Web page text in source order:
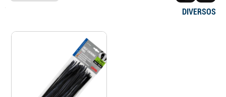
DIVERSOS